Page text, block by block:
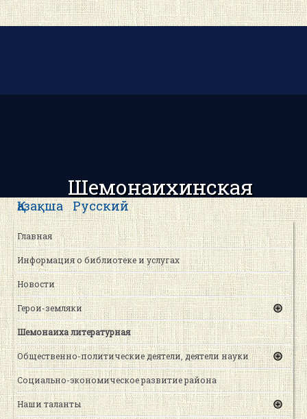
Шемонаихинская
центральная районная
библиотека
Қазақша Русский
Главная
Информация о библиотеке и услугах
Новости
Герои-земляки
Шемонаиха литературная
Общественно-политические деятели, деятели науки
Социально-экономическое развитие района
Наши таланты